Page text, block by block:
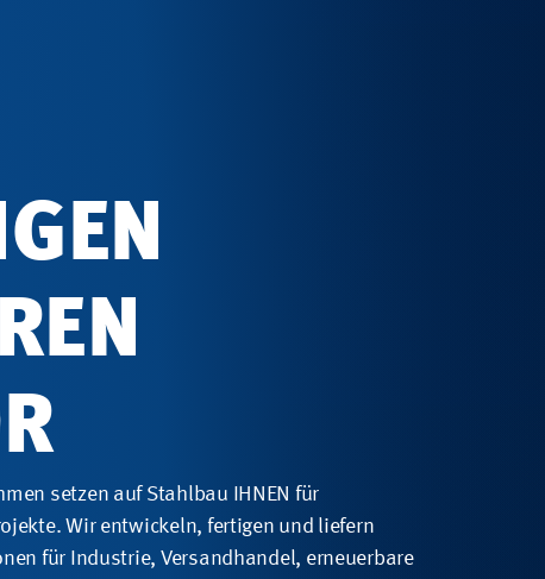
setzen auf Stahlbau IHNEN für
Wir entwickeln, fertigen und liefern
für Industrie, Versandhandel, erneuerbare